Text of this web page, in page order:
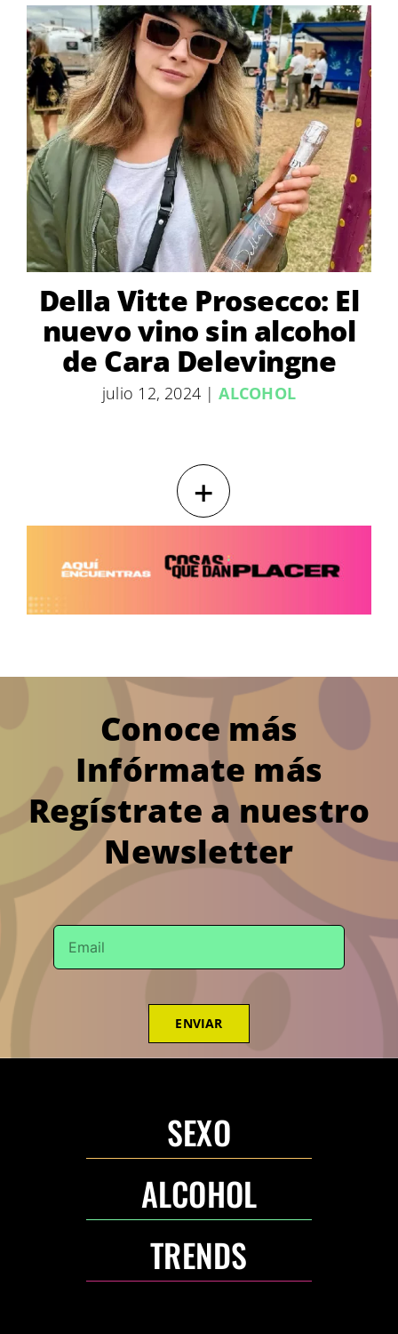
Della Vitte Prosecco: El
nuevo vino sin alcohol
de Cara Delevingne
julio 12, 2024 | ALCOHOL
+
Conoce más
Infórmate más
Regístrate a nuestro
Newsletter
ENVIAR
SEXO
ALCOHOL
TRENDS